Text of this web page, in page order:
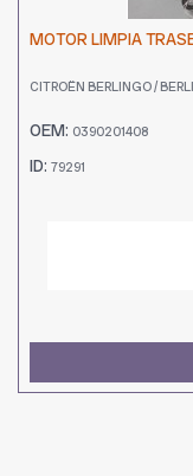
MOTOR LIMPIA
CITROËN BERLINGO /
OEM: 0390201408
ID: 79291